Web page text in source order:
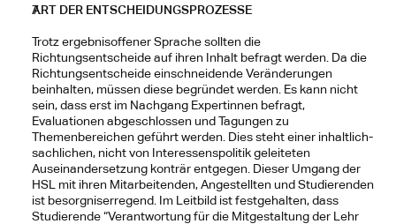
ART DER ENTSCHEIDUNGSPROZESSE
Trotz ergebnisoffener Sprache sollten die
Richtungsentscheide auf ihren Inhalt befragt werden. Da die
Richtungsentscheide einschneidende Veränderungen
beinhalten, müssen diese begründet werden. Es kann nicht
sein, dass erst im Nachgang Expertinnen befragt,
Evaluationen abgeschlossen und Tagungen zu
Themenbereichen geführt werden. Dies steht einer inhaltlich-
sachlichen, nicht von Interessenspolitik geleiteten
Auseinandersetzung konträr entgegen. Dieser Umgang der
HSL mit ihren Mitarbeitenden, Angestellten und Studierenden
ist besorgniserregend. Im Leitbild ist festgehalten, dass
Studierende “Verantwortung für die Mitgestaltung der Lehr